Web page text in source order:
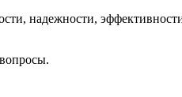
надежности,